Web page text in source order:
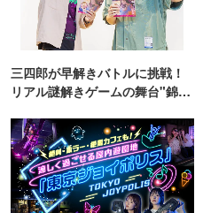
三四郎が早解きバトルに挑戦！
リアル謎解きゲームの舞台"錦糸